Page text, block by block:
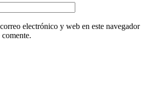
electrónico y web en este navegador